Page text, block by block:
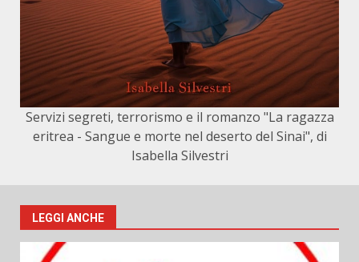
Servizi segreti, terrorismo e il romanzo "La ragazza
eritrea - Sangue e morte nel deserto del Sinai", di
Isabella Silvestri
LEGGI ANCHE